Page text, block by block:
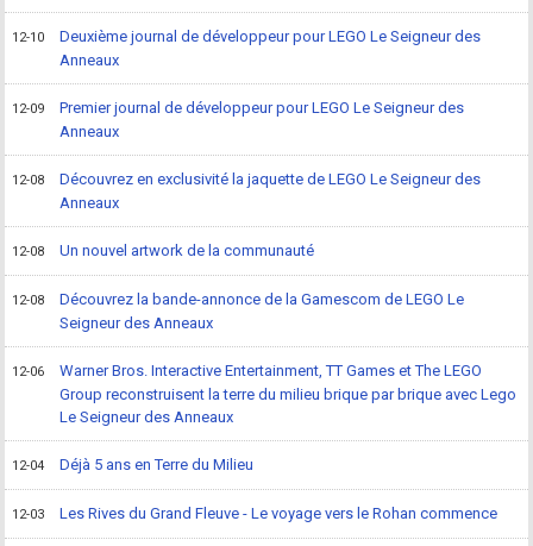
12-10
Deuxième journal de développeur pour LEGO Le Seigneur des
Anneaux
12-09
Premier journal de développeur pour LEGO Le Seigneur des
Anneaux
12-08
Découvrez en exclusivité la jaquette de LEGO Le Seigneur des
Anneaux
12-08 Un nouvel artwork de la communauté
12-08
Découvrez la bande-annonce de la Gamescom de LEGO Le
Seigneur des Anneaux
12-06
Warner Bros. Interactive Entertainment, TT Games et The LEGO
Group reconstruisent la terre du milieu brique par brique avec Lego
Le Seigneur des Anneaux
12-04 Déjà 5 ans en Terre du Milieu
12-03 Les Rives du Grand Fleuve - Le voyage vers le Rohan commence